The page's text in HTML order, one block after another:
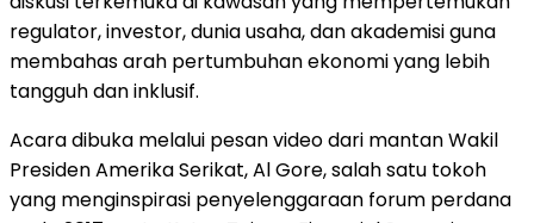
regulator, investor, dunia usaha, dan akademisi guna
membahas arah pertumbuhan ekonomi yang lebih
tangguh dan inklusif.
Acara dibuka melalui pesan video dari mantan Wakil
Presiden Amerika Serikat, Al Gore, salah satu tokoh
yang menginspirasi penyelenggaraan forum perdana